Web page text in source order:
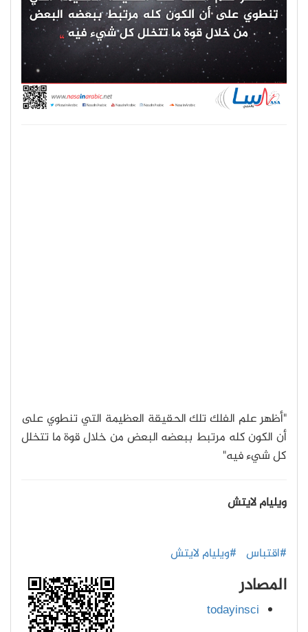
"أظهر علم الفلك تلك الحقيقة العظيمة التي تنطوي على
أن الكون كله مرتبط ببعضه البعض من خلال قوة ما تتخلل
كل شيء فيه"
ويليام لايتش
#اقتباس #ويليام لايتش
المصادر
todayinsci